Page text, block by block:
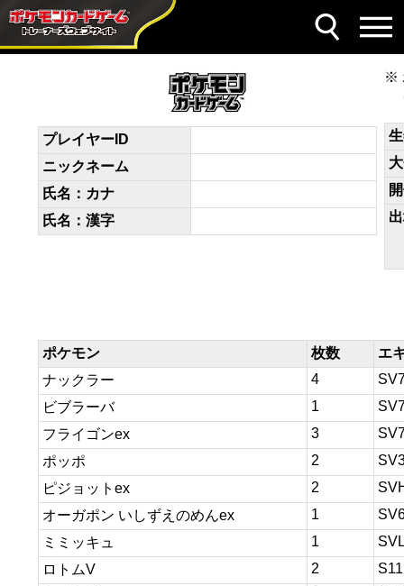
デッキコード
gQQgLn-7aDmRM-H6nng6
プレイヤーID
ニックネーム
氏名：カナ
氏名：漢字
ポケモン 枚数
エ
ナックラー
4
ビブラーバ
1
フライゴンex
3
ポッポ
2
ピジョットex
2
オーガポン いしずえのめんex
1
ミミッキュ
1
ロトムV
2
S11